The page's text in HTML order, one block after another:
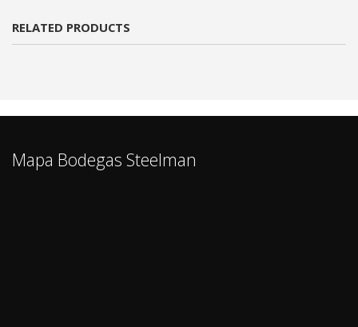
RELATED PRODUCTS
Mapa Bodegas Steelman